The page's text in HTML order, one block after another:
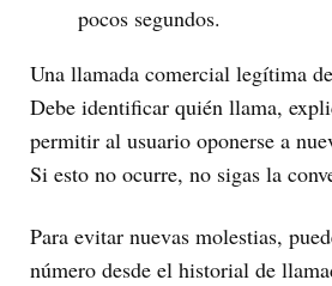
pocos segundos.
Una llamada comercial legítima
Debe identificar quién llama,
permitir al usuario oponerse a
Si esto no ocurre, no sigas la
Para evitar nuevas molestias,
número desde el historial de